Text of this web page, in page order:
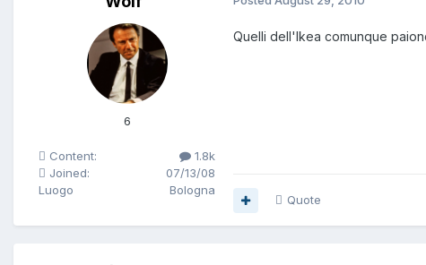
6
Content:
1.8k
Joined:
07/13/08
Luogo
Bologna
Quelli dell'Ikea comunque
Quote